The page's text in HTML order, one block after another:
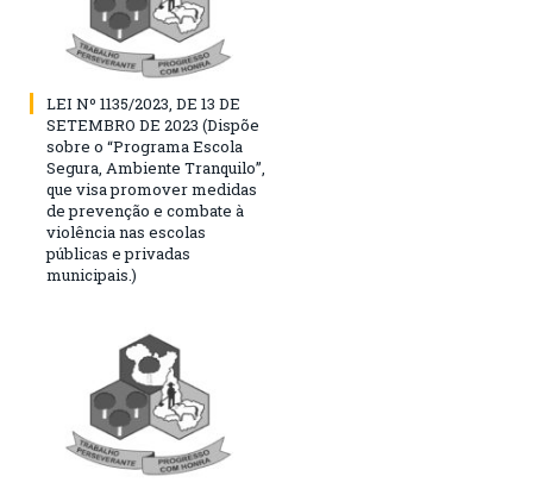
LEI Nº 1135/2023, DE 13 DE
SETEMBRO DE 2023 (Dispõe
sobre o “Programa Escola
Segura, Ambiente Tranquilo”,
que visa promover medidas
de prevenção e combate à
violência nas escolas
públicas e privadas
municipais.)